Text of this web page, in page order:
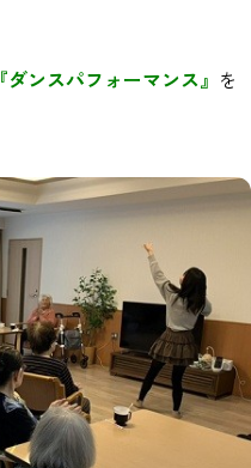
『ダンスパフォーマンス』 を